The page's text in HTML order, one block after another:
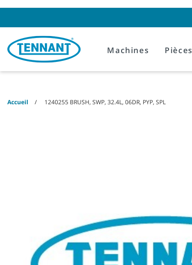
Machines Pièces
Accueil 1240255 BRUSH, SWP, 32.4L, 06DR, PYP, SPL